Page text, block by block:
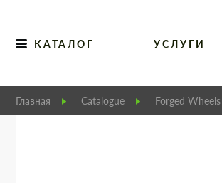
КАТАЛОГ УСЛУГИ
Главная Catalogue Forged Wheels